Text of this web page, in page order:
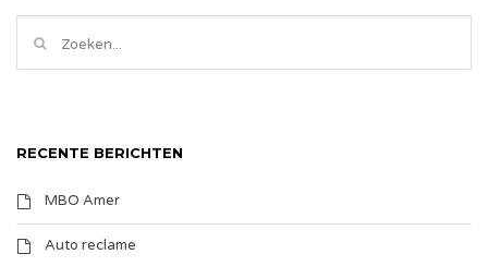
RECENTE BERICHTEN
MBO Amer
Auto reclame